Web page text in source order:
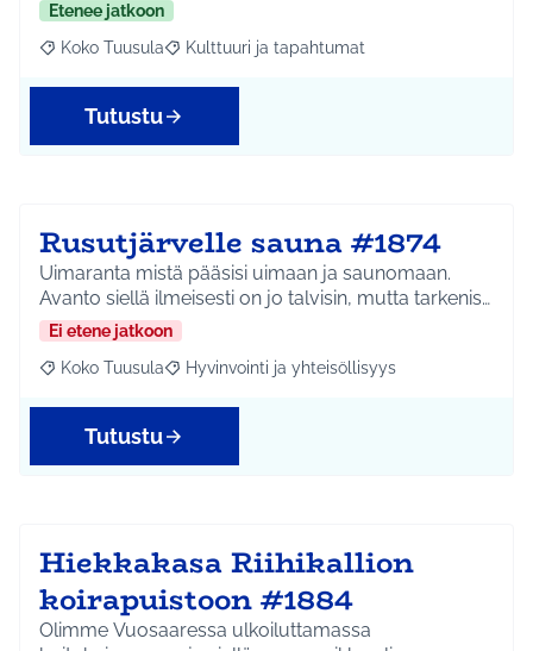
Etenee jatkoon
Rajaa tulokset aihepiirin mukaan: Koko Tuusula
Koko Tuusula Rajaa tulokset teeman mukaan: Kulttuuri ja
Kulttuuri ja tapahtumat
Tutustu
Rusutjärvelle sauna #1874
Uimaranta mistä pääsisi uimaan ja saunomaan.
Avanto siellä ilmeisesti on jo talvisin, mutta tarkenis…
Ei etene jatkoon
Rajaa tulokset aihepiirin mukaan: Koko Tuusula
Koko Tuusula Rajaa tulokset teeman mukaan: Hyvinvointi ja
Hyvinvointi ja yhteisöllisyys
Tutustu
Hiekkakasa Riihikallion
koirapuistoon #1884
Olimme Vuosaaressa ulkoiluttamassa